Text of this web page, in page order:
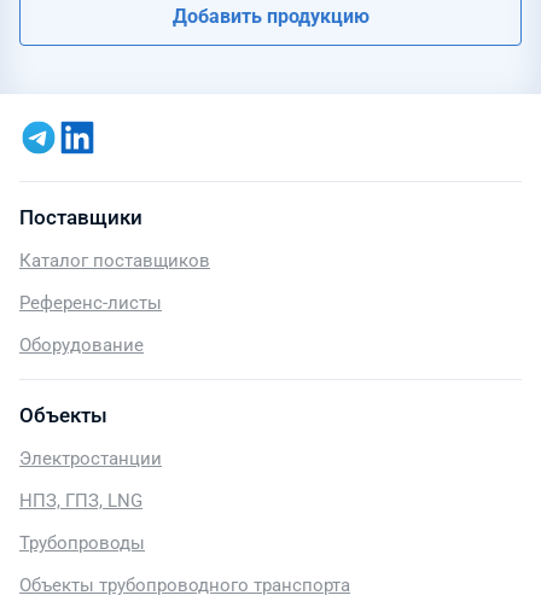
Добавить продукцию
Поставщики
Каталог поставщиков
Референс-листы
Оборудование
Объекты
Электростанции
НПЗ, ГПЗ, LNG
Трубопроводы
Объекты трубопроводного транспорта